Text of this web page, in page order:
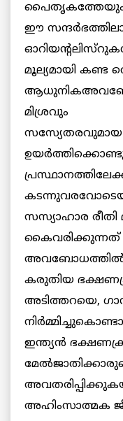
പൈതൃകത്തേയും
ഈ
മൂല്യമായി കണ്ട
മിശ്രവും
സസ്യേതരവുമായ
സസ്യാഹാര രീതി
അവബോധത്തില്‍
കരുതിയ
അടിത്തറയെ,
ഇന്ത്യന്‍
അഹിംസാത്മക